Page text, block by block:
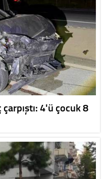
4'ü çocuk 8